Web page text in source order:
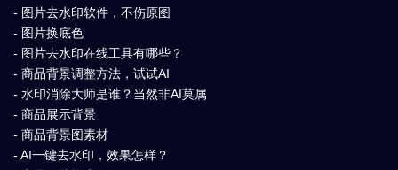
- 图片去水印软件，不伤原图
- 图片换底色
- 图片去水印在线工具有哪些？
- 商品背景调整方法，试试AI
- 水印消除大师是谁？当然非AI莫属
- 商品展示背景
- 商品背景图素材
- AI一键去水印，效果怎样？